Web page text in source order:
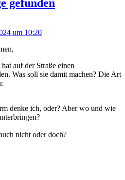
gefunden
um 10:20
auf der Straße einen
Was soll sie damit machen? Die Art
denke ich, oder? Aber wo und wie
nicht oder doch?